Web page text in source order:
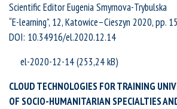
Scientific Editor Eugenia Smyrnova-Trybulska
“E-learning”, 12, Katowice–Cieszyn 2020, pp.
DOI: 10.34916/el.2020.12.14
el-2020-12-14
CLOUD TECHNOLOGIES FOR TRAINING
OF SOCIO-HUMANITARIAN SPECIALTIES